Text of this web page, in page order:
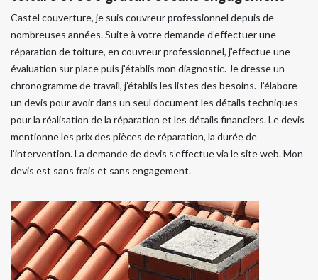
Castel couverture, je suis couvreur professionnel depuis de
nombreuses années. Suite à votre demande d’effectuer une
réparation de toiture, en couvreur professionnel, j’effectue une
évaluation sur place puis j’établis mon diagnostic. Je dresse un
chronogramme de travail, j’établis les listes des besoins. J’élabore
un devis pour avoir dans un seul document les détails techniques
pour la réalisation de la réparation et les détails financiers. Le devis
mentionne les prix des pièces de réparation, la durée de
l’intervention. La demande de devis s’effectue via le site web. Mon
devis est sans frais et sans engagement.